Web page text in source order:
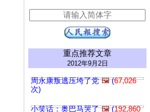
重点推荐文章
2012年9月2日
周永康叛逃压垮了党 🖼️(67,026
次)
小笑话：奥巴马哭了 🖼️(192,860